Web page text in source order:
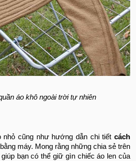
áo khô ngoài trời tự nhiên
nhỏ cũng như hướng dẫn chi tiết cách
máy. Mong rằng những chia sẻ trên
bạn có thể giữ gìn chiếc áo len của